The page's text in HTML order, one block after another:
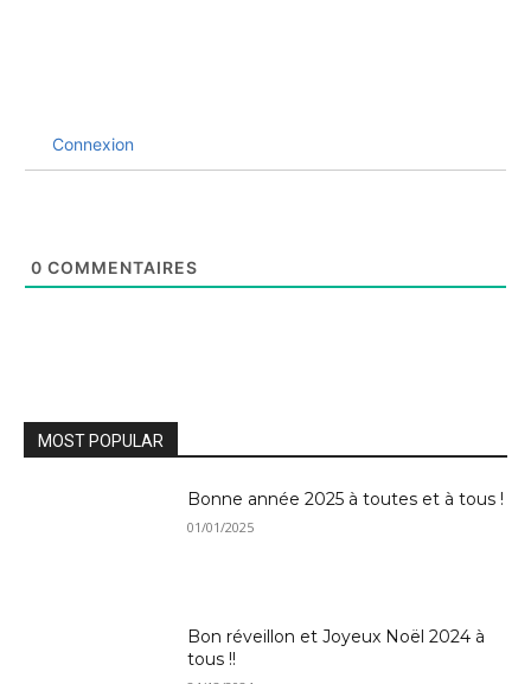
Connexion
0 COMMENTAIRES
MOST POPULAR
Bonne année 2025 à toutes et à tous !
01/01/2025
Bon réveillon et Joyeux Noël 2024 à
tous !!